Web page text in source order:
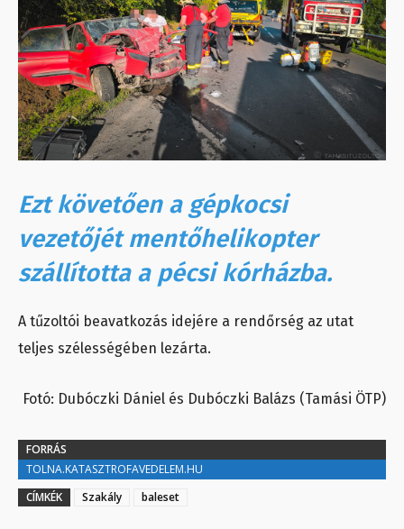
Ezt követően a gépkocsi
vezetőjét mentőhelikopter
szállította a pécsi kórházba.
A tűzoltói beavatkozás idejére a rendőrség az utat
teljes szélességében lezárta.
Fotó: Dubóczki Dániel és Dubóczki Balázs (Tamási ÖTP)
FORRÁS
TOLNA.KATASZTROFAVEDELEM.HU
CÍMKÉK
Szakály baleset